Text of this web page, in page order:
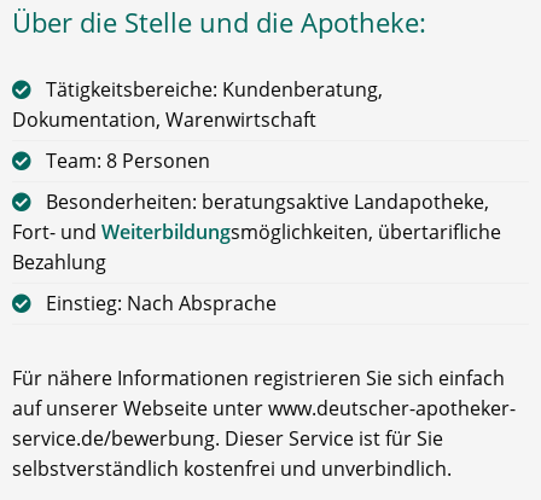
Über die Stelle und die Apotheke:
Tätigkeitsbereiche: Kundenberatung,
Dokumentation, Warenwirtschaft
Team: 8 Personen
Besonderheiten: beratungsaktive Landapotheke,
Fort- und Weiterbildungsmöglichkeiten, übertarifliche
Bezahlung
Einstieg: Nach Absprache
Für nähere Informationen registrieren Sie sich einfach
auf unserer Webseite unter www.deutscher-apotheker-
service.de/bewerbung. Dieser Service ist für Sie
selbstverständlich kostenfrei und unverbindlich.